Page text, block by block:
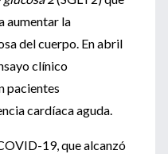
aumentar la
del cuerpo. En abril
clínico
pacientes
cardíaca aguda.
19, que alcanzó